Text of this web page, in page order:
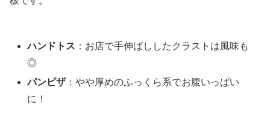
ハンドトス ：お店で手伸ばししたクラストは風味も
◎
パンピザ：やや厚めのふっくら系でお腹いっぱい
に！